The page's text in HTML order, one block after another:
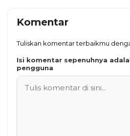
Komentar
Tuliskan komentar terbaikmu
Isi komentar sepenuhnya
pengguna